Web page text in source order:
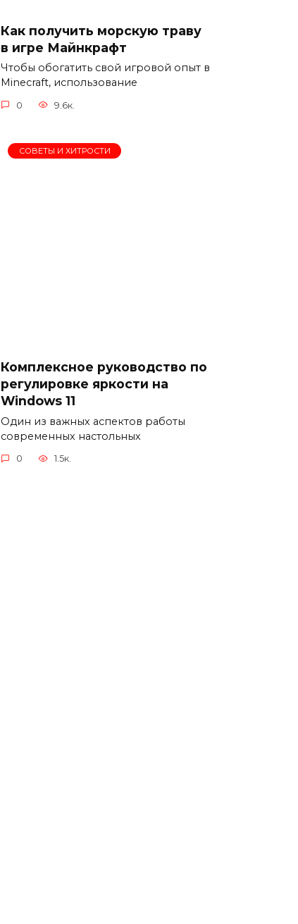
Как получить морскую траву
в игре Майнкрафт
Чтобы обогатить свой игровой опыт в
Minecraft, использование
0 9.6к.
СОВЕТЫ И ХИТРОСТИ
Комплексное руководство по
регулировке яркости на
Windows 11
Один из важных аспектов работы
современных настольных
0 1.5к.